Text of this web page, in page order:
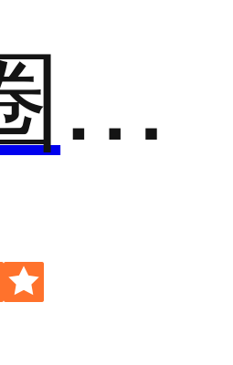
猿圈AI在线考试系统